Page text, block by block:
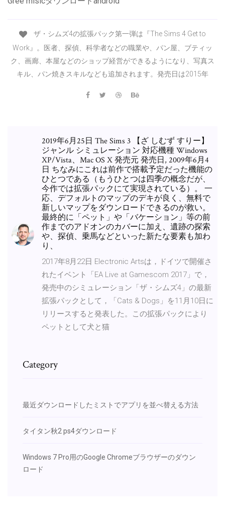
ザ・シムズ4の拡張パック第一弾は『The Sims 4 Get to
Work』。医者、探偵、科学者などの職業や、パン屋、ブティッ
ク、画廊、本屋などのショップ経営ができるようになり、写真ス
キル、パン焼きスキルなども追加されます。発売日は2015年
2019年6月25日 The Sims 3 【ざ しむず すりー】
ジャンル シミュレーション 対応機種 Windows
XP/Vista、Mac OS X 発売元 発売日, 2009年6月4
日 ちなみにこれは前作で搭載予定だった機能の
ひとつである（もうひとつは四季の概念だが、
今作では拡張パックにて実現されている）。 一
応、デフォルトのマップのデキが良く、無料で
新しいマップをダウンロードできるのが救い。
最終的に「ペット」や「バケーション」等の前
作までのアドオンのカバーに加え、遺跡の探索
や、探偵、乗馬などといった新たな要素も加わ
り、
2017年8月22日 Electronic Artsは，ドイツで開催さ
れたイベント「EA Live at Gamescom 2017」で，
発売中のシミュレーション「ザ・シムズ4」の最新
拡張パックとして，「Cats & Dogs」を11月10日に
リリースすると発表した。この拡張パックにより
ペットとして犬と猫
Category
最近ダウンロードしたミストでアプリを並べ替える方法
タイタン秋2 ps4ダウンロード
Windows 7 Pro用のGoogle Chromeブラウザーのダウン
ロード